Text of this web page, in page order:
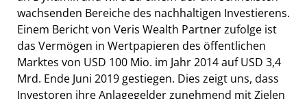
wachsenden Bereiche des nachhaltigen Investierens.
Einem Bericht von Veris Wealth Partner zufolge ist
das Vermögen in Wertpapieren des öffentlichen
Marktes von USD 100 Mio. im Jahr 2014 auf USD 3,4
Mrd. Ende Juni 2019 gestiegen. Dies zeigt uns, dass
Investoren ihre Anlagegelder zunehmend mit Zielen